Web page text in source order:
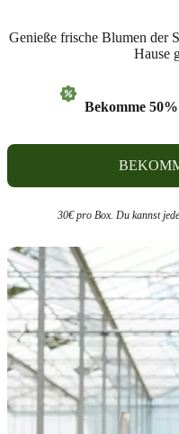
Genieße frische Blumen der
Hause
Bekomme
30€ pro Box. Du kannst